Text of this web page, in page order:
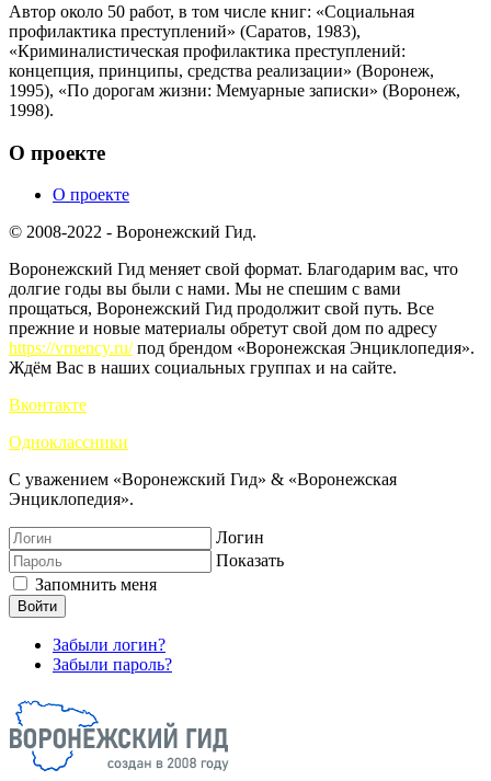
Автор около 50 работ, в том числе книг: «Социальная
профилактика преступлений» (Саратов, 1983),
«Криминалистическая профилактика преступлений:
концепция, принципы, средства реализации» (Воронеж,
1995), «По дорогам жизни: Мемуарные записки» (Воронеж,
1998).
О проекте
О проекте
© 2008-2022 - Воронежский Гид.
Воронежский Гид меняет свой формат. Благодарим вас, что
долгие годы вы были с нами. Мы не спешим с вами
прощаться, Воронежский Гид продолжит свой путь. Все
прежние и новые материалы обретут свой дом по адресу
https://vrnency.ru/под брендом «Воронежская Энциклопедия».
Ждём Вас в наших социальных группах и на сайте.
Вконтакте
Одноклассники
С уважением «Воронежский Гид» & «Воронежская
Энциклопедия».
Логин
Показать
Запомнить меня
Войти
Забыли логин?
Забыли пароль?